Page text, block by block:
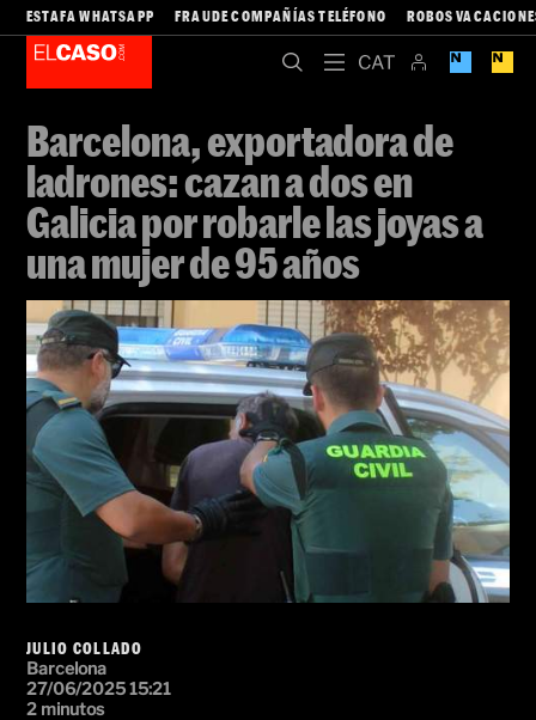
ESTAFA WHATSAPP FRAUDE COMPAÑÍAS TELÉFONO ROBOS
Barcelona, exportadora de
ladrones: cazan a dos en
Galicia por robarle las joyas a
una mujer de 95 años
JULIO COLLADO
Barcelona
27/06/2025 15:21
2 minutos